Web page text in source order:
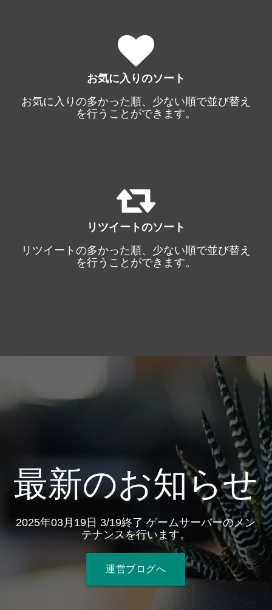
お気に入りのソート
お気に入りの多かった順、少ない順で並び替え
を行うことができます。
リツイートのソート
リツイートの多かった順、少ない順で並び替え
を行うことができます。
最新のお知らせ
2025年03月19日 3/19終了 ゲームサーバーのメン
テナンスを行います。
運営ブログへ